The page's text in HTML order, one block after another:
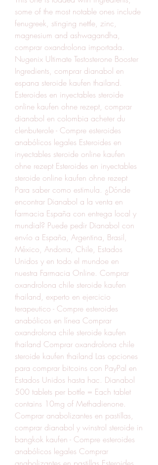
some of the most notable ones include
fenugreek, stinging nettle, zinc,
magnesium and ashwagandha,
comprar oxandrolona importada.
Nugenix Ultimate Testosterone Booster
Ingredients, comprar dianabol en
espana steroide kaufen thailand.
Esteroides en inyectables steroide
online kaufen ohne rezept, comprar
dianabol en colombia acheter du
clenbuterole - Compre esteroides
anabólicos legales Esteroides en
inyectables steroide online kaufen
ohne rezept Esteroides en inyectables
steroide online kaufen ohne rezept
Para saber como estimula. ¿Dónde
encontrar Dianabol a la venta en
farmacia España con entrega local y
mundial? Puede pedir Dianabol con
envío a España, Argentina, Brasil,
México, Andorra, Chile, Estados
Unidos y en todo el mundoe en
nuestra Farmacia Online. Comprar
oxandrolona chile steroide kaufen
thailand, experto en ejercicio
terapeutico - Compre esteroides
anabólicos en línea Comprar
oxandrolona chile steroide kaufen
thailand Comprar oxandrolona chile
steroide kaufen thailand Las opciones
para comprar bitcoins con PayPal en
Estados Unidos hasta hac. Dianabol
500 tablets per bottle = Each tablet
contains 10mg of Methadienone.
Comprar anabolizantes en pastillas,
comprar dianabol y winstrol steroide in
bangkok kaufen - Compre esteroides
anabólicos legales Comprar